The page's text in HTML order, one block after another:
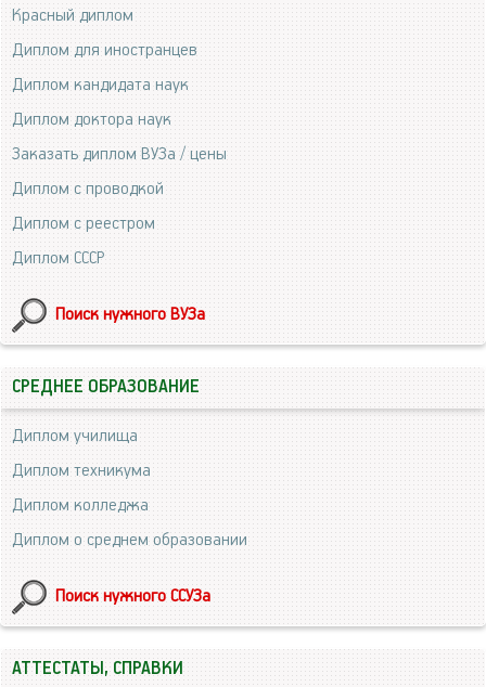
Красный диплом
Диплом для иностранцев
Диплом кандидата наук
Диплом доктора наук
Заказать диплом ВУЗа / цены
Диплом с проводкой
Диплом с реестром
Диплом СССР
Поиск нужного ВУЗа
СРЕДНЕЕ ОБРАЗОВАНИЕ
Диплом училища
Диплом техникума
Диплом колледжа
Диплом о среднем образовании
Поиск нужного ССУЗа
АТТЕСТАТЫ, СПРАВКИ